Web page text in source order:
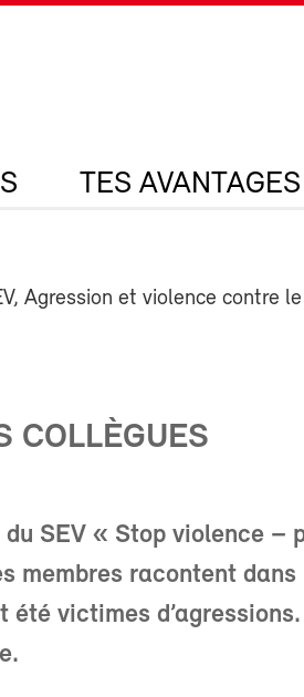
TES AVANTAGES
Agression et violence contre le
COLLÈGUES
SEV « Stop violence –
membres racontent dans
victimes